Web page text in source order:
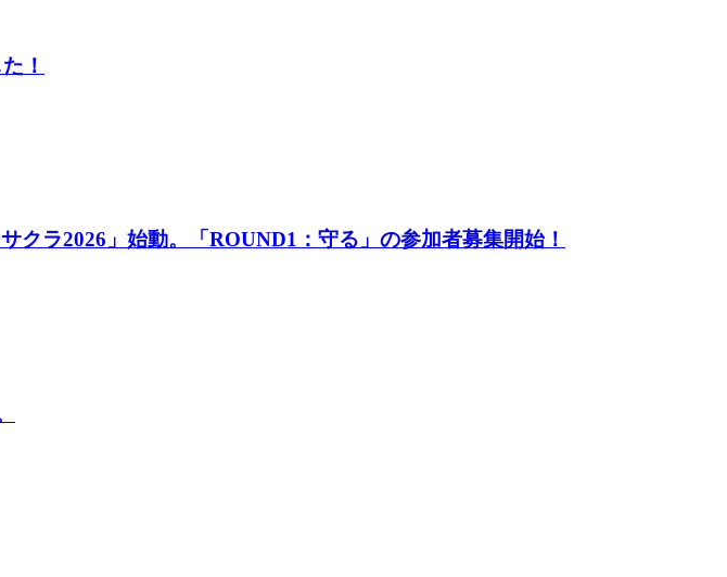
！
ラ2026」始動。「ROUND1：守る」の参加者募集開始！